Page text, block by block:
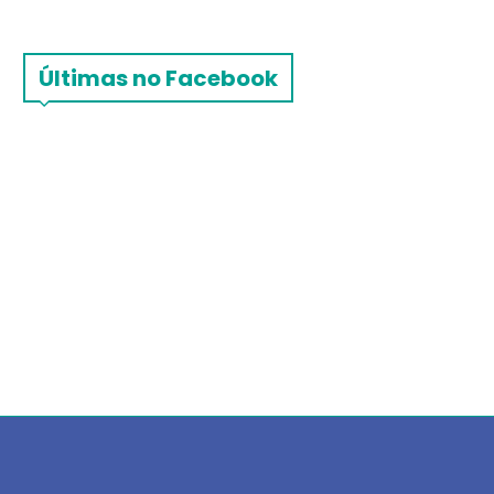
Últimas no Facebook